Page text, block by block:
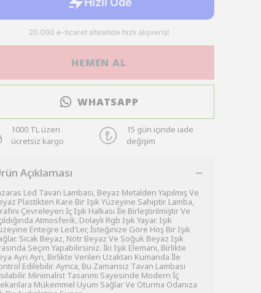
HEMEN AL
WHATSAPP
1000 TL üzeri
ücretsiz kargo
15 gün içinde iade
değişim
Açıklaması
Led Tavan Lambası, Beyaz Metalden Yapılmış Ve
Plastikten Kare Bir Işık Yüzeyine Sahiptir. Lamba,
Çevreleyen İç Işık Halkası İle Birleştirilmiştir Ve
Atmosferik, Dolaylı Rgb Işık Yayar. Işık
Entegre Led'Ler, İsteğinize Göre Hoş Bir Işık
Sıcak Beyaz, Nötr Beyaz Ve Soğuk Beyaz Işık
Seçim Yapabilirsiniz. İki Işık Elemanı, Birlikte
Ayrı Ayrı, Birlikte Verilen Uzaktan Kumanda İle
Edilebilir. Ayrıca, Bu Zamansız Tavan Lambası
Minimalist Tasarımı Sayesinde Modern İç
Mükemmel Uyum Sağlar Ve Oturma Odanıza